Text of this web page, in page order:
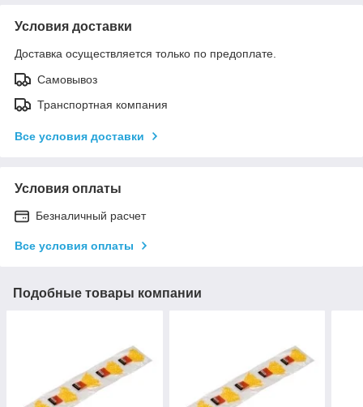
Условия доставки
Доставка осуществляется только по предоплате.
Самовывоз
Транспортная компания
Все условия доставки
Условия оплаты
Безналичный расчет
Все условия оплаты
Подобные товары компании